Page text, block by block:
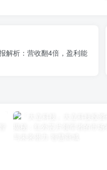
解析：营收翻4倍，盈利能